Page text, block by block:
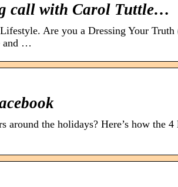
call with Carol Tuttle…
Are you a Dressing Your
and …
the holidays? Here’s how the 4